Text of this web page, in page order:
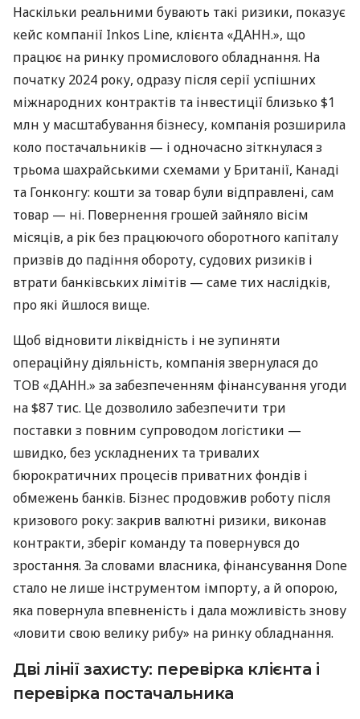
Наскільки реальними бувають такі ризики, показує
кейс компанії Inkos Line, клієнта «ДАНН.», що
працює на ринку промислового обладнання. На
початку 2024 року, одразу після серії успішних
міжнародних контрактів та інвестиції близько $1
млн у масштабування бізнесу, компанія розширила
коло постачальників — і одночасно зіткнулася з
трьома шахрайськими схемами у Британії, Канаді
та Гонконгу: кошти за товар були відправлені, сам
товар — ні. Повернення грошей зайняло вісім
місяців, а рік без працюючого оборотного капіталу
призвів до падіння обороту, судових ризиків і
втрати банківських лімітів — саме тих наслідків,
про які йшлося вище.
Щоб відновити ліквідність і не зупиняти
операційну діяльність, компанія звернулася до
ТОВ «ДАНН.» за забезпеченням фінансування угоди
на $87 тис. Це дозволило забезпечити три
поставки з повним супроводом логістики —
швидко, без ускладнених та тривалих
бюрократичних процесів приватних фондів і
обмежень банків. Бізнес продовжив роботу після
кризового року: закрив валютні ризики, виконав
контракти, зберіг команду та повернувся до
зростання. За словами власника, фінансування Done
стало не лише інструментом імпорту, а й опорою,
яка повернула впевненість і дала можливість знову
«ловити свою велику рибу» на ринку обладнання.
Дві лінії захисту: перевірка клієнта і
перевірка постачальника